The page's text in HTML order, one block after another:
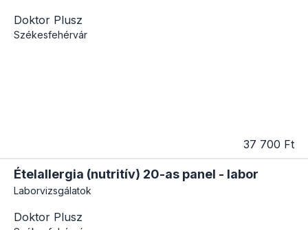
Doktor Plusz
Székesfehérvár
37 700 Ft
Ételallergia (nutritív) 20-as panel - labor
Laborvizsgálatok
Doktor Plusz